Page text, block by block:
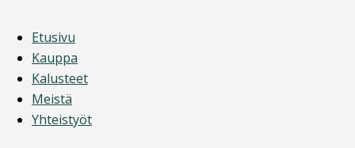
Etusivu
Kauppa
Kalusteet
Meistä
Yhteistyöt